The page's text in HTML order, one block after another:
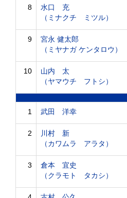
8
水口 充
（ミナクチ ミツル）
9
宮永 健太郎
（ミヤナガ ケンタロウ）
10
山内 太
（ヤマウチ フトシ）
1 武田 洋幸
2
川村 新
（カワムラ アラタ）
3
倉本 宜史
（クラモト タカシ）